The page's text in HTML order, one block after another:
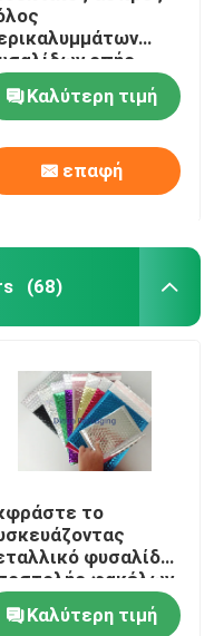
οπής,
Eco
Καλύτερη τιμή
επαφή
(68)
το
φυσαλίδων
φακέλων
συνήθειας
ανθεκτικό
Καλύτερη τιμή